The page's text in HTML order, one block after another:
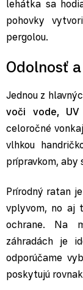
lehátka sa
pohovky
pergolou.
Odolnosť
Jednou z
voči vode,
celoročné
vlhkou
prípravkom, aby
Prírodný ratan
vplyvom, no aj
ochrane. Na
záhradách je
odporúčame
poskytujú